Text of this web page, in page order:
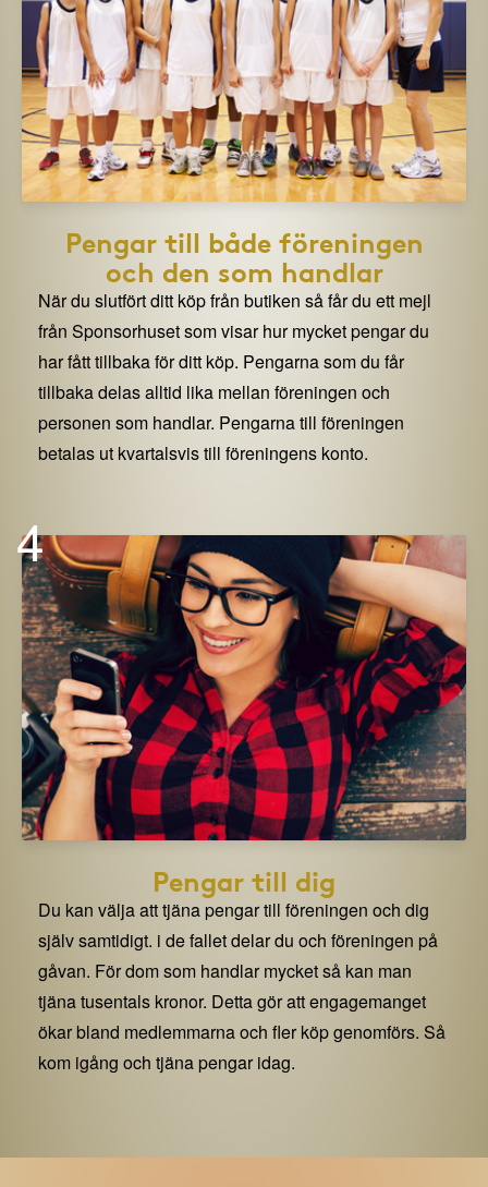
Pengar till både föreningen
och den som handlar
När du slutfört ditt köp från butiken så får du ett mejl
från Sponsorhuset som visar hur mycket pengar du
har fått tillbaka för ditt köp. Pengarna som du får
tillbaka delas alltid lika mellan föreningen och
personen som handlar. Pengarna till föreningen
betalas ut kvartalsvis till föreningens konto.
4
Pengar till dig
Du kan välja att tjäna pengar till föreningen och dig
själv samtidigt. i de fallet delar du och föreningen på
gåvan. För dom som handlar mycket så kan man
tjäna tusentals kronor. Detta gör att engagemanget
ökar bland medlemmarna och fler köp genomförs. Så
kom igång och tjäna pengar idag.